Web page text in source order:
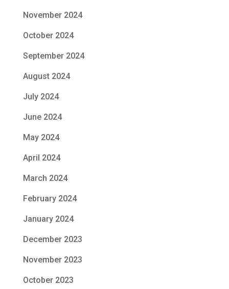
November 2024
October 2024
September 2024
August 2024
July 2024
June 2024
May 2024
April 2024
March 2024
February 2024
January 2024
December 2023
November 2023
October 2023